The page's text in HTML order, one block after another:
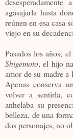
agasajarla hasta
reúnen en esa casa
viejo en su
Pasados los años,
Shigemoto, el hijo
amor de su madre
Apenas conserva
volver a sentirla,
anhelaba su
belleza, de una
dos personajes, no